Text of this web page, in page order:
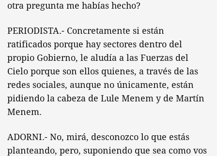
otra pregunta me habías hecho?
PERIODISTA.- Concretamente si están
ratificados porque hay sectores dentro del
propio Gobierno, le aludía a las Fuerzas del
Cielo porque son ellos quienes, a través de las
redes sociales, aunque no únicamente, están
pidiendo la cabeza de Lule Menem y de Martín
Menem.
ADORNI.- No, mirá, desconozco lo que estás
planteando, pero, suponiendo que sea como vos